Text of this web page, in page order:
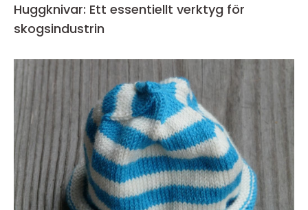
Huggknivar: Ett essentiellt verktyg för
skogsindustrin